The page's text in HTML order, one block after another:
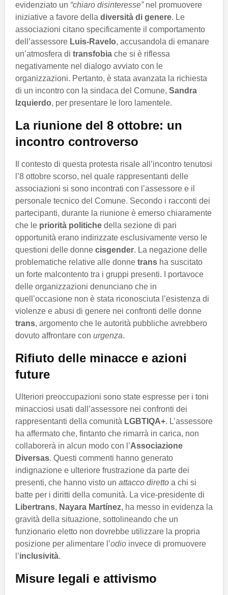
evidenziato un “chiaro disinteresse”nel promuovere
iniziative a favore della diversità di genere. Le
associazioni citano specificamente il comportamento
dell’assessore Luis-Ravelo, accusandola di emanare
un’atmosfera di transfobia che si è riflessa
negativamente nel dialogo avviato con le
organizzazioni. Pertanto, è stata avanzata la richiesta
di un incontro con la sindaca del Comune, Sandra
Izquierdo, per presentare le loro lamentele.
La riunione del 8 ottobre: un
incontro controverso
Il contesto di questa protesta risale all’incontro tenutosi
l’8 ottobre scorso, nel quale rappresentanti delle
associazioni si sono incontrati con l’assessore e il
personale tecnico del Comune. Secondo i racconti dei
partecipanti, durante la riunione è emerso chiaramente
che le priorità politiche della sezione di pari
opportunità erano indirizzate esclusivamente verso le
questioni delle donne cisgender. La negazione delle
problematiche relative alle donne trans ha suscitato
un forte malcontento tra i gruppi presenti. I portavoce
delle organizzazioni denunciano che in
quell’occasione non è stata riconosciuta l’esistenza di
violenze e abusi di genere nei confronti delle donne
trans, argomento che le autorità pubbliche avrebbero
dovuto affrontare con urgenza.
Rifiuto delle minacce e azioni
future
Ulteriori preoccupazioni sono state espresse per i toni
minacciosi usati dall’assessore nei confronti dei
rappresentanti della comunità LGBTIQA+. L’assessore
ha affermato che, fintanto che rimarrà in carica, non
collaborerà in alcun modo con l’Associazione
Diversas. Questi commenti hanno generato
indignazione e ulteriore frustrazione da parte dei
presenti, che hanno visto un attacco diretto a chi si
batte per i diritti della comunità. La vice-presidente di
Libertrans, Nayara Martínez, ha messo in evidenza la
gravità della situazione, sottolineando che un
funzionario eletto non dovrebbe utilizzare la propria
posizione per alimentare l’odio invece di promuovere
l’inclusività.
Misure legali e attivismo